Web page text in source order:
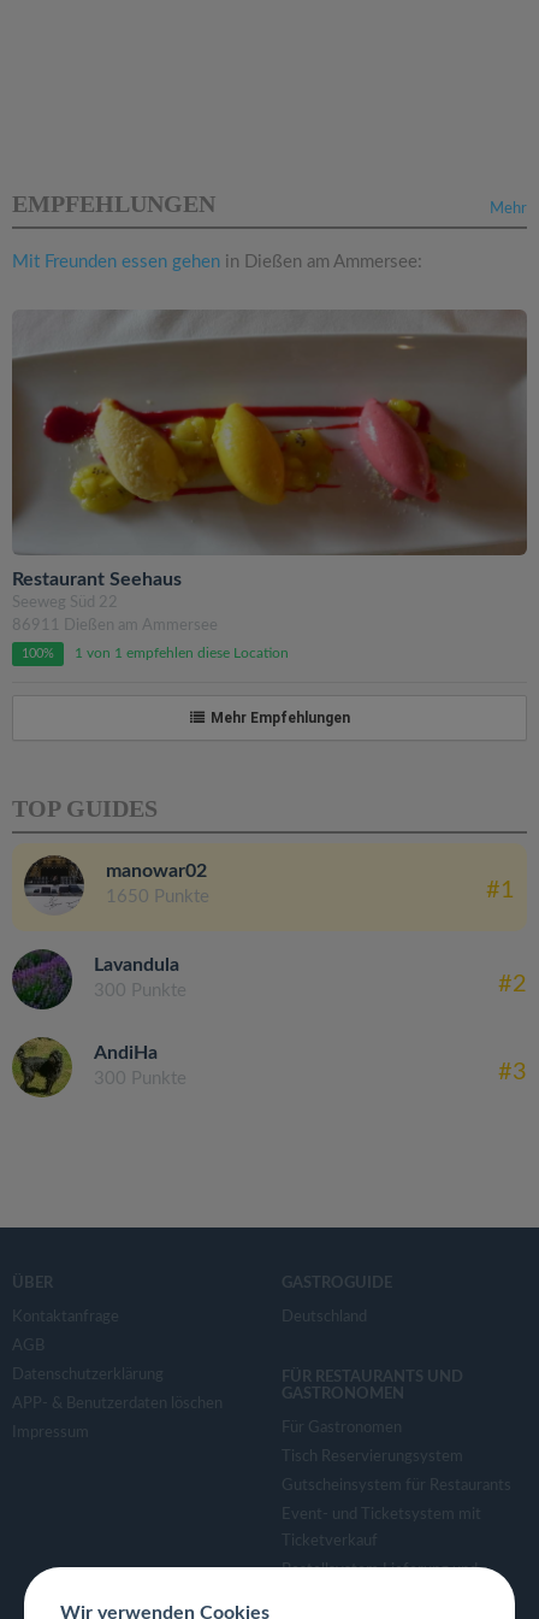
Mehr
EMPFEHLUNGEN
Mit Freunden essen gehen in Dießen am Ammersee:
Restaurant Seehaus
Seeweg Süd 22
86911 Dießen am Ammersee
100% 1 von 1 empfehlen diese Location
Mehr Empfehlungen
TOP GUIDES
manowar02
1650 Punkte #1
Lavandula
300 Punkte #2
AndiHa
300 Punkte #3
ÜBER
Kontaktanfrage
AGB
Datenschutzerklärung
APP- & Benutzerdaten löschen
Impressum
GASTROGUIDE
Deutschland
FÜR RESTAURANTS UND
GASTRONOMEN
Für Gastronomen
Tisch Reservierungsystem
Gutscheinsystem für Restaurants
Event- und Ticketsystem mit
Ticketverkauf
Bestellsystem Lieferung und
Wir verwenden Cookies